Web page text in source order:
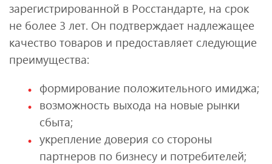
зарегистрированной в Росстандарте, на срок
не более 3 лет. Он подтверждает надлежащее
качество товаров и предоставляет следующие
преимущества:
формирование положительного имиджа;
возможность выхода на новые рынки
сбыта;
укрепление доверия со стороны
партнеров по бизнесу и потребителей;